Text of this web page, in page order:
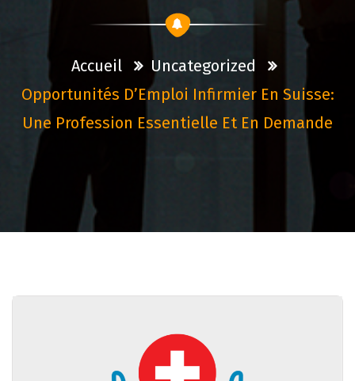
Accueil
Uncategorized
Opportunités D’Emploi Infirmier En Suisse:
Une Profession Essentielle Et En Demande